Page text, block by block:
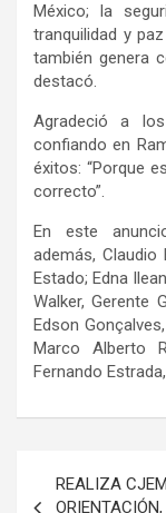
México; la
tranquilidad y
también genera
destacó.
Agradeció a
confiando en
éxitos: “Porque
correcto”.
En este
además, Claudio
Estado; Edna
Walker, Gerente
Edson
Marco Alberto
Fernando
de
REALIZA